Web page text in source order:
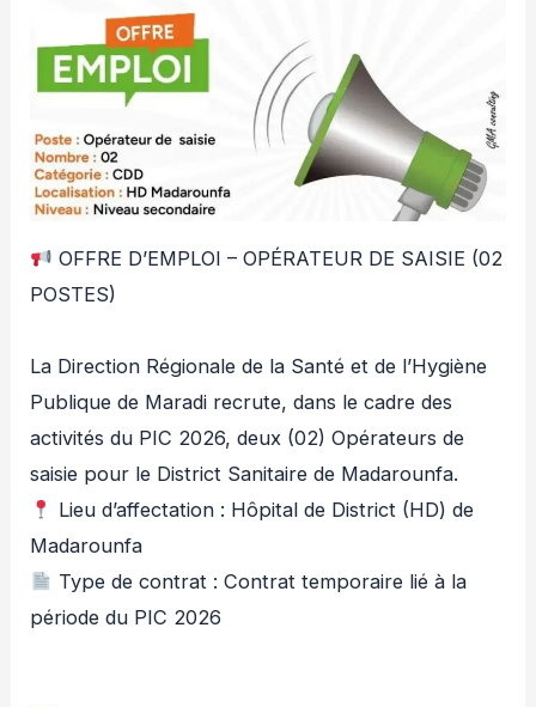
OFFRE D’EMPLOI – OPÉRATEUR DE SAISIE (02
POSTES)
La Direction Régionale de la Santé et de l’Hygiène
Publique de Maradi recrute, dans le cadre des
activités du PIC 2026, deux (02) Opérateurs de
saisie pour le District Sanitaire de Madarounfa.
Lieu d’affectation : Hôpital de District (HD) de
Madarounfa
Type de contrat : Contrat temporaire lié à la
période du PIC 2026